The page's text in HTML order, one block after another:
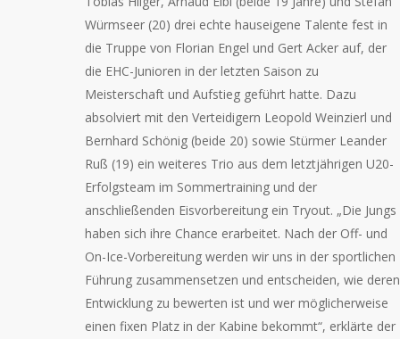
Würmseer (20) drei echte hauseigene Talente fest in
die Truppe von Florian Engel und Gert Acker auf, der
die EHC-Junioren in der letzten Saison zu
Meisterschaft und Aufstieg geführt hatte. Dazu
absolviert mit den Verteidigern Leopold Weinzierl und
Bernhard Schönig (beide 20) sowie Stürmer Leander
Ruß (19) ein weiteres Trio aus dem letztjährigen U20-
Erfolgsteam im Sommertraining und der
anschließenden Eisvorbereitung ein Tryout. „Die Jungs
haben sich ihre Chance erarbeitet. Nach der Off- und
On-Ice-Vorbereitung werden wir uns in der sportlichen
Führung zusammensetzen und entscheiden, wie deren
Entwicklung zu bewerten ist und wer möglicherweise
einen fixen Platz in der Kabine bekommt“, erklärte der